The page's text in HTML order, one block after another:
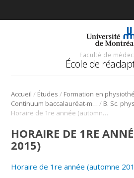
Faculté de
École de
Accueil / Études /
Continuum baccalauréat-maîtrise en physiothérapie / B. Sc.
Horaire de 1re année (automne 2015)
HORAIRE DE 1RE
2015)
Horaire de 1re année (automne